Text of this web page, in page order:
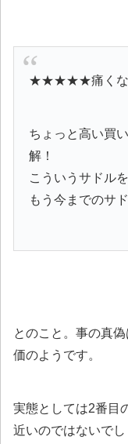
★★★★★痛くな
ちょっと高い買
解！
こういうサドル
もう今までのサ
とのこと。事の真
価のようです。
実態としては2番目
近いのではないでし